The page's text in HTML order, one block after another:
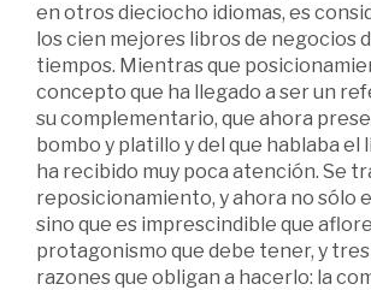
en otros dieciocho idiomas, es
los cien mejores libros de negocios
tiempos. Mientras que
concepto que ha llegado a ser un
su complementario, que ahora
bombo y platillo y del que hablaba el
ha recibido muy poca atención. Se
reposicionamiento, y ahora no sólo
sino que es imprescindible que aflore
protagonismo que debe tener, y tres
razones que obligan a ha­cerlo: la